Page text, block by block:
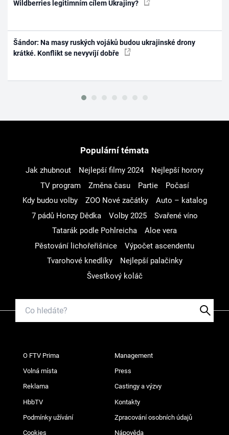
Wildberries legitimním cílem Ukrajiny?
Šándor: Na masy ruských vojáků budou ukrajinské drony
krátké. Konflikt se nevyvíjí dobře
Populární témata
Jak zhubnout Nejlepší filmy 2024
Nejlepší horory
TV program
Změna času Partie
Počasí
Kdy budou volby
ZOO Nové začátky
Auto – katalog
7 pádů Honzy Dědka
Volby 2025
Svařené víno
Tatarák podle Pohlreicha
Aloe vera
Pěstování lichořeřišnice
Výpočet ascendentu
Tvarohové knedlíky
Nejlepší palačinky
Švestkový koláč
O FTV Prima Management
Volná místa Press
Reklama Castingy a výzvy
HbbTV Kontakty
Podmínky užívání Zpracování osobních údajů
Cookies Nápověda